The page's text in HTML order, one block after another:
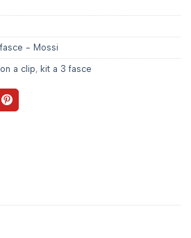
- Mossi
a clip, kit a 3 fasce